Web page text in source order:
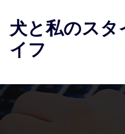
ス
ッ
犬と私のスタ
イフ